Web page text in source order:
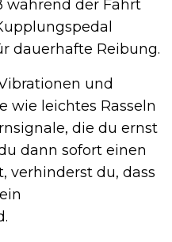
während der Fahrt
dauerhafte Reibung.
und
wie leichtes Rasseln
die du ernst
dann sofort einen
verhinderst du, dass